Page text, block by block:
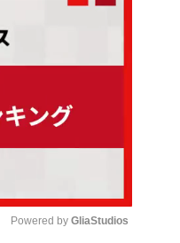
Powered by GliaStudios